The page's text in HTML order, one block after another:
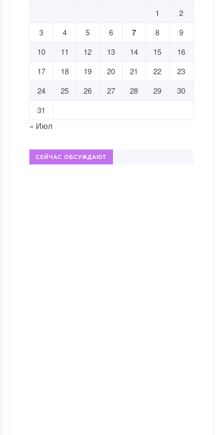
1
2
3
4 5 6 7 8
9
10
11 12 13 14 15
16
17
18 19 20 21 22
23
24
25 26 27 28 29
30
31
« Июл
СЕЙЧАС ОБСУЖДАЮТ